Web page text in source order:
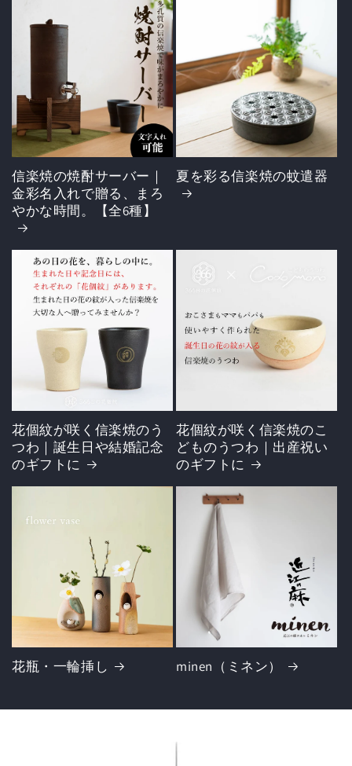
信楽焼の焼酎サーバー｜
金彩名入れで贈る、まろ
やかな時間。【全6種】
夏を彩る信楽焼の蚊遣器
花個紋が咲く信楽焼のう
つわ｜誕生日や結婚記念
のギフトに
花個紋が咲く信楽焼のこ
どものうつわ｜出産祝い
のギフトに
花瓶・一輪挿し minen（ミネン）